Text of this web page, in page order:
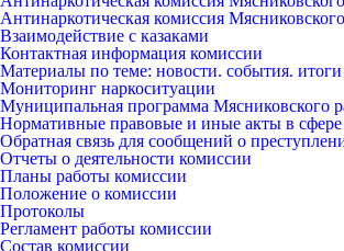
Антинаркотическая комиссия
Взаимодействие с казаками
Контактная информация комиссии
Материалы по теме: новости. события.
Мониторинг наркоситуации
Муниципальная программа Мясниковского
Нормативные правовые и иные акты в сфере
Обратная связь для сообщений о
Отчеты о деятельности комиссии
Планы работы комиссии
Положение о комиссии
Протоколы
Регламент работы комиссии
Состав комиссии